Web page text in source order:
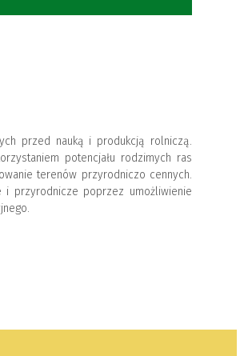
przed nauką i produkcją rolniczą.
potencjału rodzimych ras
terenów przyrodniczo cennych.
i przyrodnicze poprzez umożliwienie